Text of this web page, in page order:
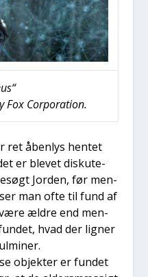
Fox Cor­pora­tion.
ret åben­lys hen­tet
er ble­vet dis­ku­te­
Jor­den, før men­
man ofte til fund af
ældre end men­
hvad der lig­ner
objek­ter er fun­det